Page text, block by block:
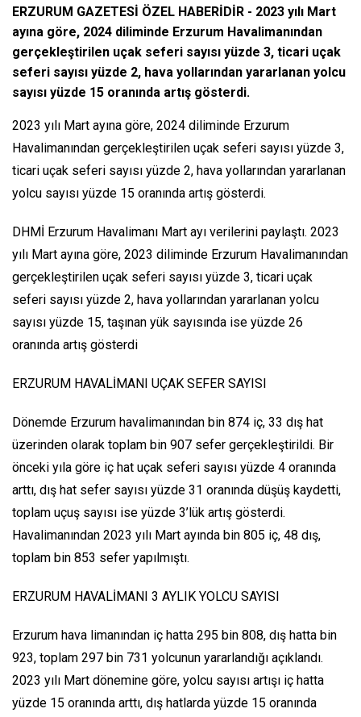
ERZURUM GAZETESİ ÖZEL HABERİDİR - 2023 yılı Mart
ayına göre, 2024 diliminde Erzurum Havalimanından
gerçekleştirilen uçak seferi sayısı yüzde 3, ticari uçak
seferi sayısı yüzde 2, hava yollarından yararlanan yolcu
sayısı yüzde 15 oranında artış gösterdi.
2023 yılı Mart ayına göre, 2024 diliminde Erzurum
Havalimanından gerçekleştirilen uçak seferi sayısı yüzde 3,
ticari uçak seferi sayısı yüzde 2, hava yollarından yararlanan
yolcu sayısı yüzde 15 oranında artış gösterdi.
DHMİ Erzurum Havalimanı Mart ayı verilerini paylaştı. 2023
yılı Mart ayına göre, 2023 diliminde Erzurum Havalimanından
gerçekleştirilen uçak seferi sayısı yüzde 3, ticari uçak
seferi sayısı yüzde 2, hava yollarından yararlanan yolcu
sayısı yüzde 15, taşınan yük sayısında ise yüzde 26
oranında artış gösterdi
ERZURUM HAVALİMANI UÇAK SEFER SAYISI
Dönemde Erzurum havalimanından bin 874 iç, 33 dış hat
üzerinden olarak toplam bin 907 sefer gerçekleştirildi. Bir
önceki yıla göre iç hat uçak seferi sayısı yüzde 4 oranında
arttı, dış hat sefer sayısı yüzde 31 oranında düşüş kaydetti,
toplam uçuş sayısı ise yüzde 3’lük artış gösterdi.
Havalimanından 2023 yılı Mart ayında bin 805 iç, 48 dış,
toplam bin 853 sefer yapılmıştı.
ERZURUM HAVALİMANI 3 AYLIK YOLCU SAYISI
Erzurum hava limanından iç hatta 295 bin 808, dış hatta bin
923, toplam 297 bin 731 yolcunun yararlandığı açıklandı.
2023 yılı Mart dönemine göre, yolcu sayısı artışı iç hatta
yüzde 15 oranında arttı, dış hatlarda yüzde 15 oranında